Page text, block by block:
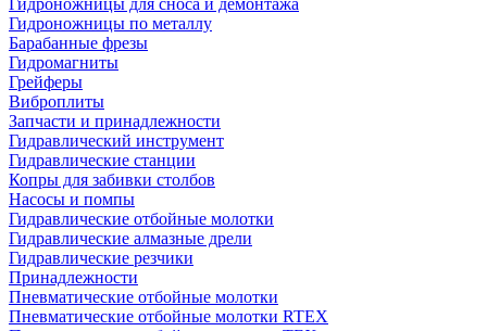
Гидроножницы для сноса и демонтажа
Гидроножницы по металлу
Барабанные фрезы
Гидромагниты
Грейферы
Виброплиты
Запчасти и принадлежности
Гидравлический инструмент
Гидравлические станции
Копры для забивки столбов
Насосы и помпы
Гидравлические отбойные молотки
Гидравлические алмазные дрели
Гидравлические резчики
Принадлежности
Пневматические отбойные молотки
Пневматические отбойные молотки RTEX